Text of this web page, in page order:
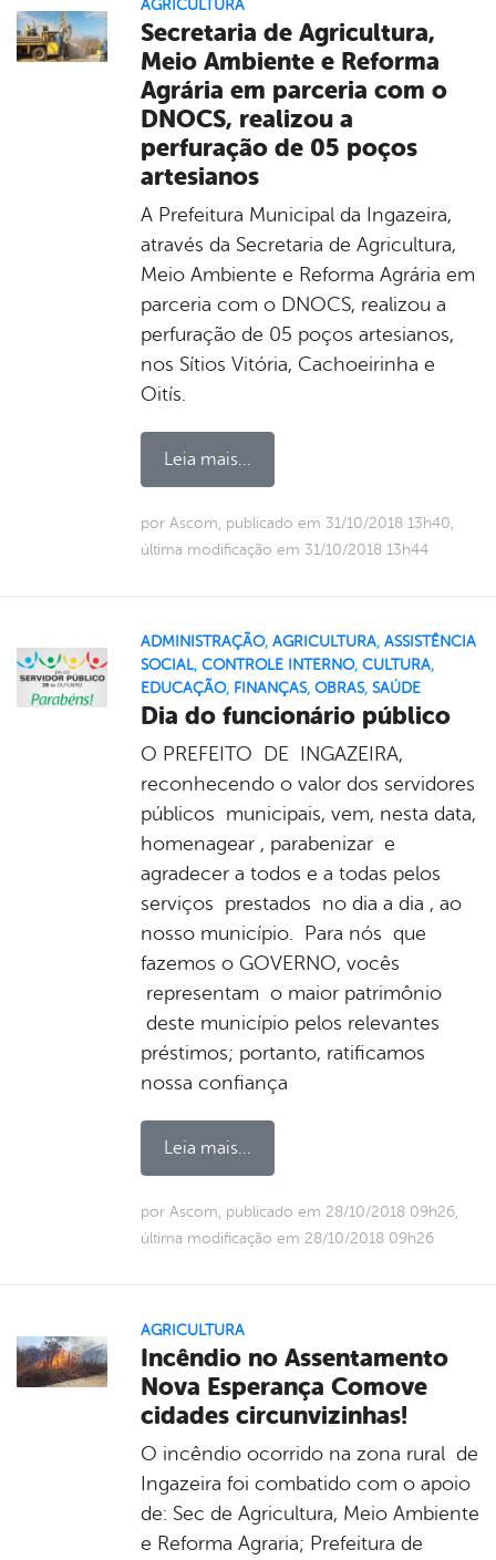
AGRICULTURA
Secretaria de Agricultura,
Meio Ambiente e Reforma
Agrária em parceria com o
DNOCS, realizou a
perfuração de 05 poços
artesianos
A Prefeitura Municipal da Ingazeira,
através da Secretaria de Agricultura,
Meio Ambiente e Reforma Agrária em
parceria com o DNOCS, realizou a
perfuração de 05 poços artesianos,
nos Sítios Vitória, Cachoeirinha e
Oitís.
Leia mais...
por Ascom, publicado em 31/10/2018 13h40,
última modificação em 31/10/2018 13h44
ADMINISTRAÇÃO, AGRICULTURA, ASSISTÊNCIA
SOCIAL, CONTROLE INTERNO, CULTURA,
EDUCAÇÃO, FINANÇAS, OBRAS, SAÚDE
Dia do funcionário público
O PREFEITO DE INGAZEIRA,
reconhecendo o valor dos servidores
públicos municipais, vem, nesta data,
homenagear , parabenizar e
agradecer a todos e a todas pelos
serviços prestados no dia a dia , ao
nosso município. Para nós que
fazemos o GOVERNO, vocês
representam o maior patrimônio
deste município pelos relevantes
préstimos; portanto, ratificamos
nossa confiança
Leia mais...
por Ascom, publicado em 28/10/2018 09h26,
última modificação em 28/10/2018 09h26
AGRICULTURA
Incêndio no Assentamento
Nova Esperança Comove
cidades circunvizinhas!
O incêndio ocorrido na zona rural de
Ingazeira foi combatido com o apoio
de: Sec de Agricultura, Meio Ambiente
e Reforma Agraria; Prefeitura de